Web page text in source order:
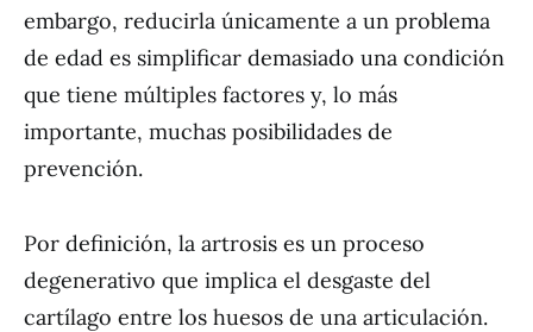
embargo, reducirla únicamente a un problema
de edad es simplificar demasiado una condición
que tiene múltiples factores y, lo más
importante, muchas posibilidades de
prevención.
Por definición, la artrosis es un proceso
degenerativo que implica el desgaste del
cartílago entre los huesos de una articulación.